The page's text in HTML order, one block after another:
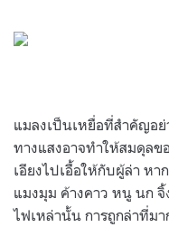
แมลงเป็นเหยื่อที่สำคัญอ
ทางแสงอาจทำให้สมดุลข
เอียงไปเอื้อให้กับผู้ล่า ห
แมงมุม ค้างคาว หนู นก จิ้
ไฟเหล่านั้น การถูกล่าที่ม